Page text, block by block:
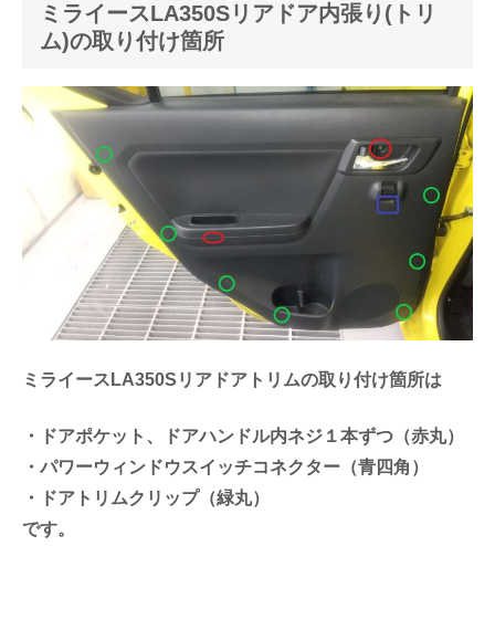
ミライースLA350Sリアドア内張り(トリ
ム)の取り付け箇所
ミライースLA350Sリアドアトリムの取り付け箇所は
・ドアポケット、ドアハンドル内ネジ１本ずつ（赤丸）
・パワーウィンドウスイッチコネクター（青四角）
・ドアトリムクリップ（緑丸）
です。